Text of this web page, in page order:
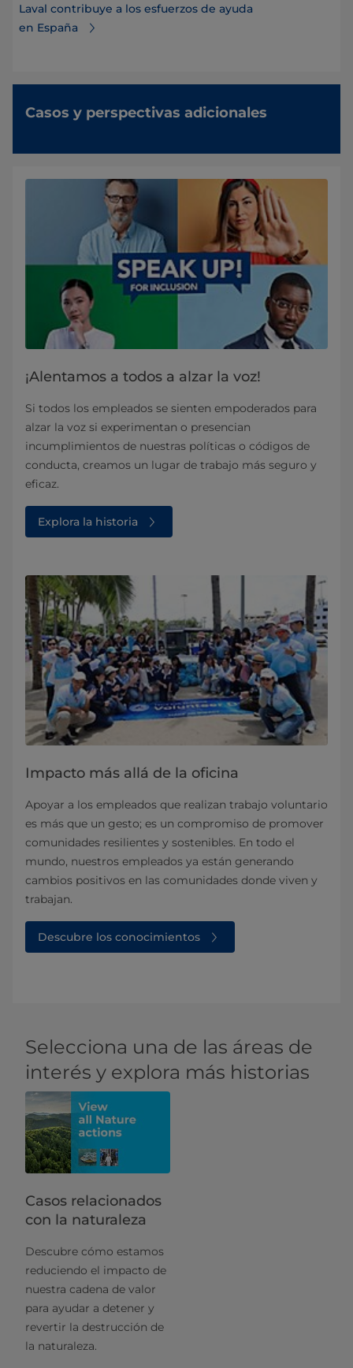
Laval contribuye a los esfuerzos de ayuda
en España
Casos y perspectivas adicionales
¡Alentamos a todos a alzar la voz!
Si todos los empleados se sienten empoderados para
alzar la voz si experimentan o presencian
incumplimientos de nuestras políticas o códigos de
conducta, creamos un lugar de trabajo más seguro y
eficaz.
Explora la historia
Impacto más allá de la oficina
Apoyar a los empleados que realizan trabajo voluntario
es más que un gesto; es un compromiso de promover
comunidades resilientes y sostenibles. En todo el
mundo, nuestros empleados ya están generando
cambios positivos en las comunidades donde viven y
trabajan.
Descubre los conocimientos
Selecciona una de las áreas de
interés y explora más historias
Casos relacionados
con la naturaleza
Descubre cómo estamos
reduciendo el impacto de
nuestra cadena de valor
para ayudar a detener y
revertir la destrucción de
la naturaleza.